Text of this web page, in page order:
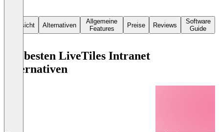
Übersicht Alternativen
Allgemeine
Features
Preise Reviews
Software
Guide
Die besten LiveTiles Intranet
Alternativen